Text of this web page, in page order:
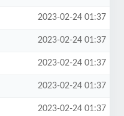
2023-02-24 01:37
2023-02-24 01:37
2023-02-24 01:37
2023-02-24 01:37
2023-02-24 01:37